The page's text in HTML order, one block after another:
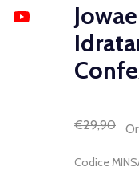
€29,90
Codice